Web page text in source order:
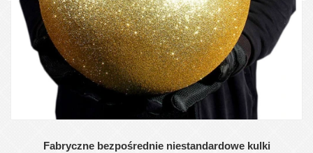
Fabryczne bezpośrednie niestandardowe kulki